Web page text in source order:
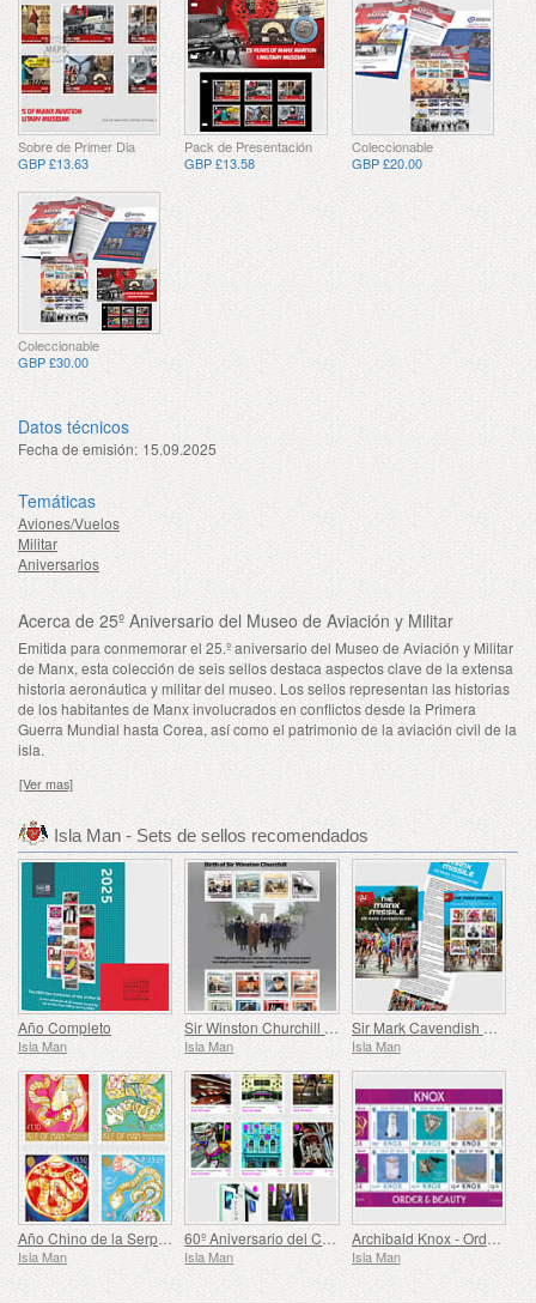
Sobre de Primer Dia
GBP £13.63
Pack de Presentación
GBP £13.58
Coleccionable
GBP £20.00
Coleccionable
GBP £30.00
Datos técnicos
Fecha de emisión: 15.09.2025
Temáticas
Aviones/Vuelos
Militar
Aniversarios
Acerca de 25º Aniversario del Museo de Aviación y Militar
Emitida para conmemorar el 25.º aniversario del Museo de Aviación y Militar
de Manx, esta colección de seis sellos destaca aspectos clave de la extensa
historia aeronáutica y militar del museo. Los sellos representan las historias
de los habitantes de Manx involucrados en conflictos desde la Primera
Guerra Mundial hasta Corea, así como el patrimonio de la aviación civil de la
isla.
[Ver mas]
Isla Man - Sets de sellos recomendados
Año Completo
Isla Man
Sir Winston Churchill 1874 - 1965
Isla Man
Sir Mark Cavendish KBE
Isla Man
Año Chino de la Serpiente
Isla Man
60º Aniversario del Consejo de las Artes de la Isla de Man
Isla Man
Archibald Knox - Orden y Belleza
Isla Man